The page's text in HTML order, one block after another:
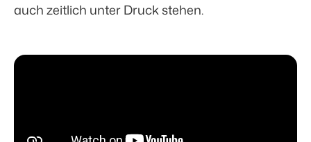
auch zeitlich unter Druck stehen.